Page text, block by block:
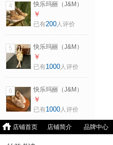
260mm
4
快乐玛丽（J&M）
董璇同款马丁靴女
2026秋季新款户外
（户外溶解风） 38
240mm
￥
已有200人评价
5
快乐玛丽（J&M）
单鞋女士2026夏季
新款渔夫鞋亮片网
（亮片升级款） 38
240mm
￥
已有1000人评价
6
快乐玛丽（J&M）
单鞋女士2026夏季
新款渔夫鞋亮片网
脚蹬浅口女鞋 卡其
色 （亮片升级款）
￥
已有1000人评价
店铺首页 店铺简介 品牌中心